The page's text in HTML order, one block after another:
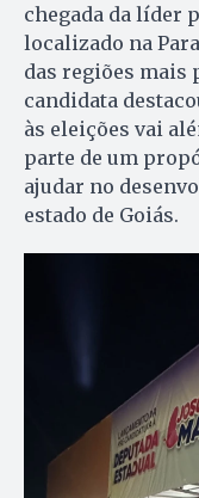
chegada da líder
localizado na
das regiões mais
candidata
às eleições vai
parte de um
ajudar no
estado de Goiás.